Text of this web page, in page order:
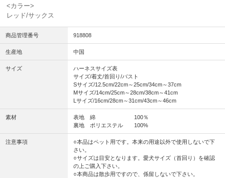
<カラー>
レッド/サックス
商品管理番号 918808
生産地 中国
サイズ
ハーネスサイズ表
サイズ/着丈/首回り/バスト
Sサイズ/12.5cm/22cm～25cm/34cm～37cm
Mサイズ/14cm/25cm～28cm/38cm～41cm
Lサイズ/16cm/28cm～31cm/43cm～46cm
素材
表地 綿 100％
裏地 ポリエステル 100%
注意事項
○本品はペット用です。本来の用途以外で使用しないで下
さい。
○サイズは目安となります。愛犬サイズ（首回り）を確認
の上ご購入下さい。
○本商品は散歩用ですので、係留しないで下さい。